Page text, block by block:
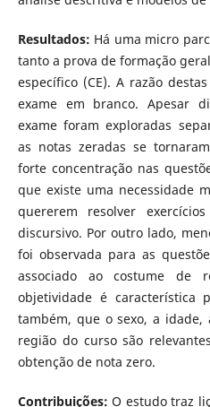
Resultados: Há uma micro
tanto a prova de formação
específico (CE). A razão
exame em branco. Apesar
exame foram exploradas
as notas zeradas se
forte concentração nas
que existe uma necessidade
quererem resolver
discursivo. Por outro lado,
foi observada para as
associado ao costume de
objetividade é característica
também, que o sexo, a
região do curso são
obtenção de nota zero.
Contribuições: O estudo traz